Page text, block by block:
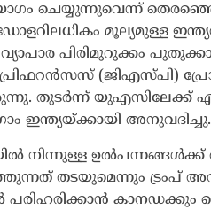
ചെയ്യുന്നുവെന്ന്
മൂല്യമുള്ള
പിരിമുറുക്കം
(ജിഎസ്പി)
തുടർന്ന് യുഎസിലേക്ക്
ഇന്ത്യയ്ക്കായി അനുവദിച്ചു.
നിന്നുള്ള
തടയുമെന്നും ട്രംപ്
കാനഡക്കും